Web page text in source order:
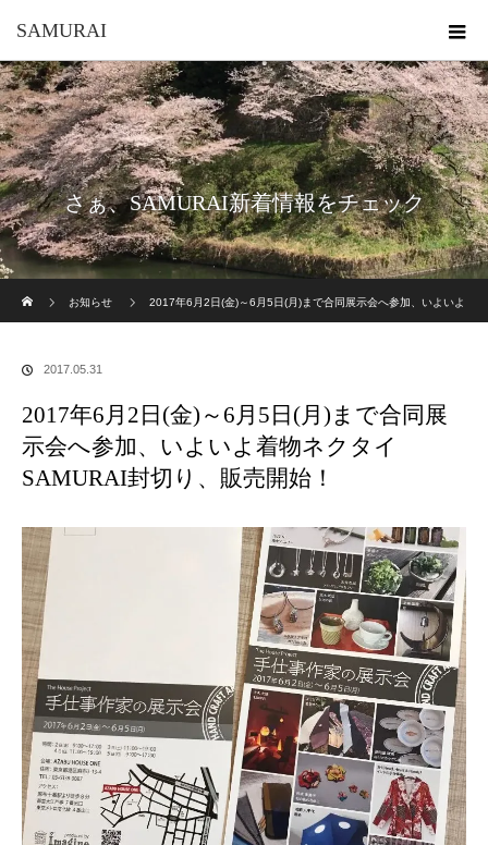
SAMURAI
さぁ、SAMURAI新着情報をチェック
お知らせ
2017年6月2日(金)～6月5日(月)まで合同展示会へ参加、いよいよ
2017.05.31
2017年6月2日(金)～6月5日(月)まで合同展
示会へ参加、いよいよ着物ネクタイ
SAMURAI封切り、販売開始！